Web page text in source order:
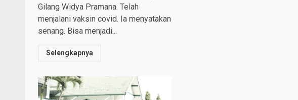
Gilang Widya Pramana. Telah
menjalani vaksin covid. Ia menyatakan
senang. Bisa menjadi...
Selengkapnya